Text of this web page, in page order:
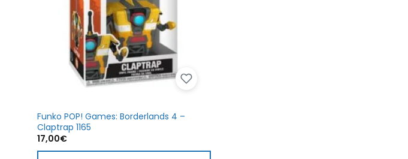
Funko POP! Games: Borderlands 4 –
Claptrap 1165
17,00€